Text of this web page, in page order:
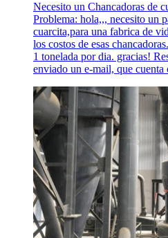
Necesito un Chancadoras de
Problema: hola,,, necesito un
cuarcita,para una fabrica de
los costos de esas
1 tonelada por dia. gracias!
enviado un e-mail, que cuenta